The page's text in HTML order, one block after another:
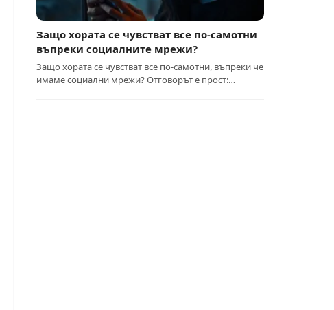
Защо хората се чувстват все по-самотни
въпреки социалните мрежи?
Защо хората се чувстват все по-самотни, въпреки че
имаме социални мрежи? Отговорът е прост:…